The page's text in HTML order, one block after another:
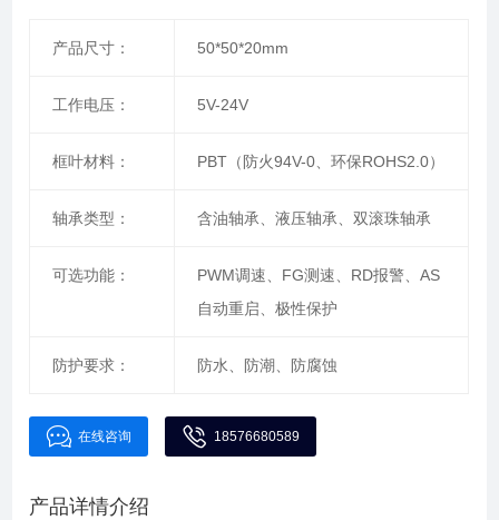
产品尺寸： 50*50*20mm
工作电压： 5V-24V
框叶材料： PBT（防火94V-0、环保ROHS2.0）
轴承类型： 含油轴承、液压轴承、双滚珠轴承
可选功能：
PWM调速、FG测速、RD报警、AS
自动重启、极性保护
防护要求： 防水、防潮、防腐蚀
在线咨询 18576680589
产品详情介绍